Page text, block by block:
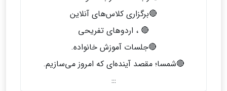
🔴برگزاری کلاس‌های آنلاین
🔴 ، اردوهای تفریحی
🔴جلسات آموزش خانواده.
🔴شمسا؛ مقصد آینده‌ای که امروز می‌سازیم.
:::